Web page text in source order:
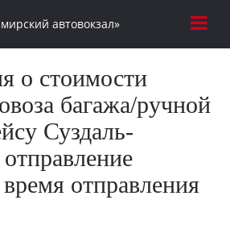
автовокзал»
о стоимости
багажа/ручной
Суздаль-
отправления